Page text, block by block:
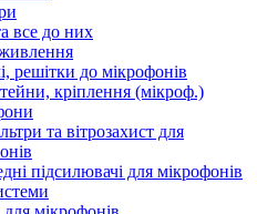
все до них
решітки до мікрофонів
кріплення (мікроф.)
та вітрозахист для
підсилювачі для мікрофонів